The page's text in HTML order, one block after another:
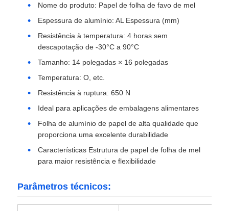
Placa de alumínio
Círculo de alumínio
Bobina de alumínio revestida a cores
bobina de alumínio
Bobina de alumínio da tira
Placa quadriculada em alumínio
Nome do produto: Papel de folha de favo de mel
Espessura de alumínio: AL Espessura (mm)
Resistência à temperatura: 4 horas sem
descapotação de -30°C a 90°C
Tamanho: 14 polegadas × 16 polegadas
Temperatura: O, etc.
Resistência à ruptura: 650 N
Ideal para aplicações de embalagens alimentares
Folha de alumínio de papel de alta qualidade que
proporciona uma excelente durabilidade
Características Estrutura de papel de folha de mel
para maior resistência e flexibilidade
Parâmetros técnicos: